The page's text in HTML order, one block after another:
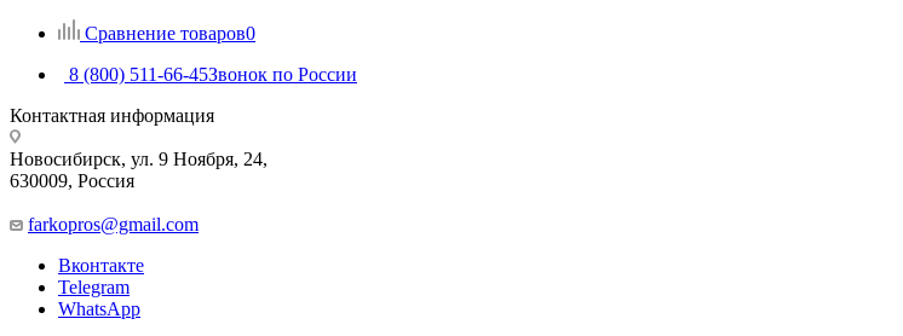
Сравнение товаров0
8 (800) 511-66-45Звонок по России
Контактная информация
Новосибирск, ул. 9 Ноября, 24,
630009, Россия
farkopros@gmail.com
Вконтакте
Telegram
WhatsApp